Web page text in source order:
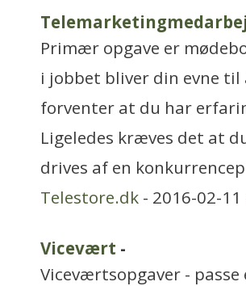
Primær opgave er
i jobbet bliver din evne
forventer at du har
Ligeledes kræves det at
drives af en
Telestore.dk - 2016-02-11
Vicevært -
Viceværtsopgaver -